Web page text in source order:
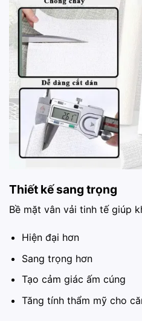
Thiết kế sang trọng
Bề mặt vân vải tinh tế giúp
Hiện đại hơn
Sang trọng hơn
Tạo cảm giác ấm cúng
Tăng tính thẩm mỹ cho